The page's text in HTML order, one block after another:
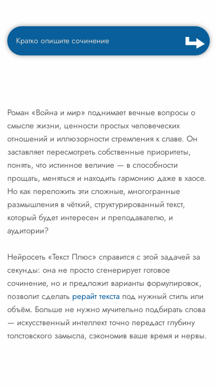
Роман «Война и мир» поднимает вечные вопросы о
смысле жизни, ценности простых человеческих
отношений и иллюзорности стремления к славе. Он
заставляет пересмотреть собственные приоритеты,
понять, что истинное величие — в способности
прощать, меняться и находить гармонию даже в хаосе.
Но как переложить эти сложные, многогранные
размышления в чёткий, структурированный текст,
который будет интересен и преподавателю, и
аудитории?
Нейросеть «Текст Плюс» справится с этой задачей за
секунды: она не просто сгенерирует готовое
сочинение, но и предложит варианты формулировок,
позволит сделать рерайт текста под нужный стиль или
объём. Больше не нужно мучительно подбирать слова
— искусственный интеллект точно передаст глубину
толстовского замысла, сэкономив ваше время и нервы.